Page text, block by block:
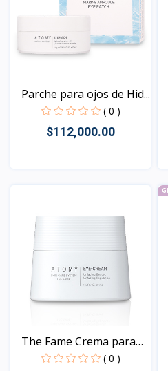
Parche para ojos de Hid...
( 0 )
$112,000.00
The Fame Crema para
Ojo...
( 0 )